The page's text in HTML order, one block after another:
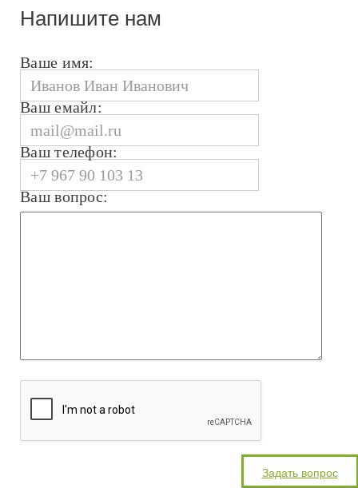
Напишите нам
Ваше имя:
Ваш емайл:
Ваш телефон:
Ваш вопрос: